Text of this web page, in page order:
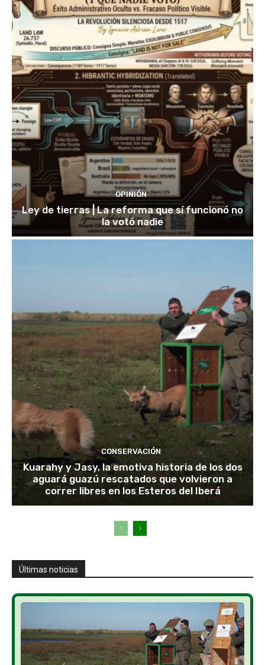
OPINIÓN
Ley de tierras | La reforma que sí funcionó no
la votó nadie
CONSERVACIÓN
Kuarahy y Jasy, la emotiva historia de los dos
aguará guazú rescatados que volvieron a
correr libres en los Esteros del Iberá
Últimas noticias